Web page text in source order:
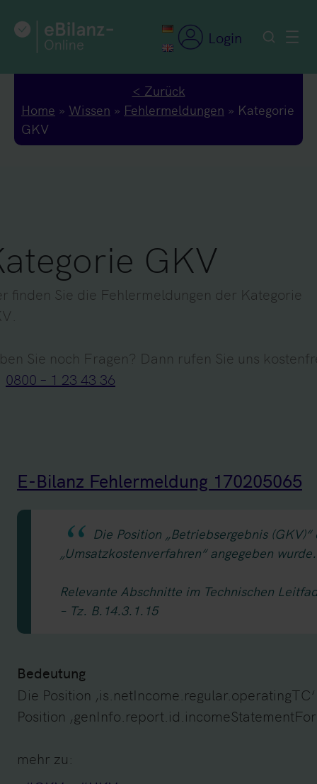
Inhalt
springen
Login
< Zurück
Home » Wissen » Fehlermeldungen » Kategorie
GKV
GKV
finden Sie die Fehlermeldungen der Kategorie
Sie noch Fragen? Dann rufen Sie uns
0800 – 1 23 43 36
E-Bilanz Fehlermeldung 170205065
Die Position „Betriebsergebnis
„Umsatzkostenverfahren“ angegeben wurde.
Relevante Abschnitte im Technischen
– Tz. B.14.3.1.15
Bedeutung
Die Position
Position
mehr zu: